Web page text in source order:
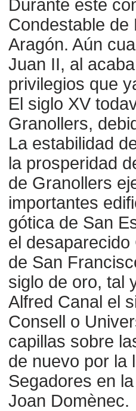
Durante este
Condestable de
Aragón. Aún
Juan II, al
privilegios que
El siglo XV
Granollers,
La estabilidad
la prosperidad
de Granollers
importantes
gótica de San
el
de San
siglo de oro, tal
Alfred Canal el
Consell o
capillas sobre
de nuevo por la
Segadores en
Joan Domènec.